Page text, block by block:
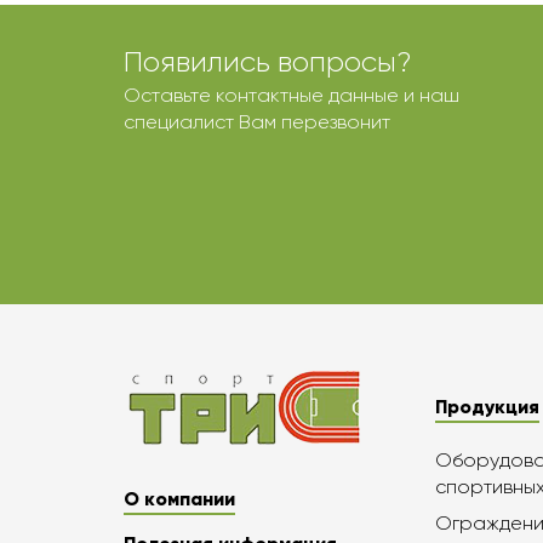
Появились вопросы?
Оставьте контактные данные и наш
специалист Вам перезвонит
О компании
Продукция